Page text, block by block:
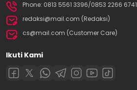
Phone: 0813 5561 3396/0853 2266 6741
redaksi@mail.com (Redaksi)
cs@mail.com (Customer Care)
Ikuti Kami